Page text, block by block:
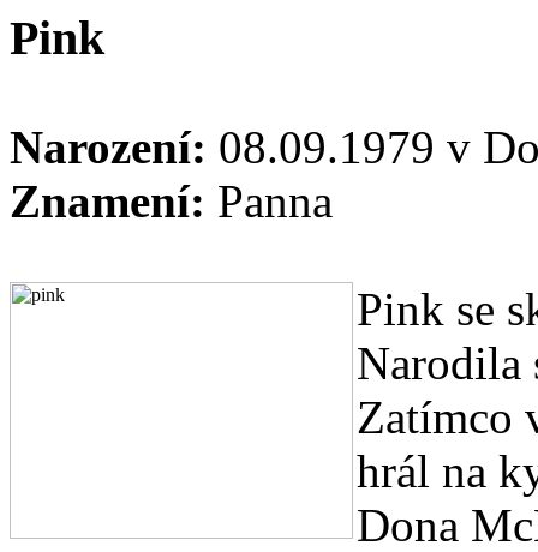
Pink
Narození: 08.09.1979 v
Znamení: Panna
Pink se
Narodila
Zatímco
hrál na
Dona